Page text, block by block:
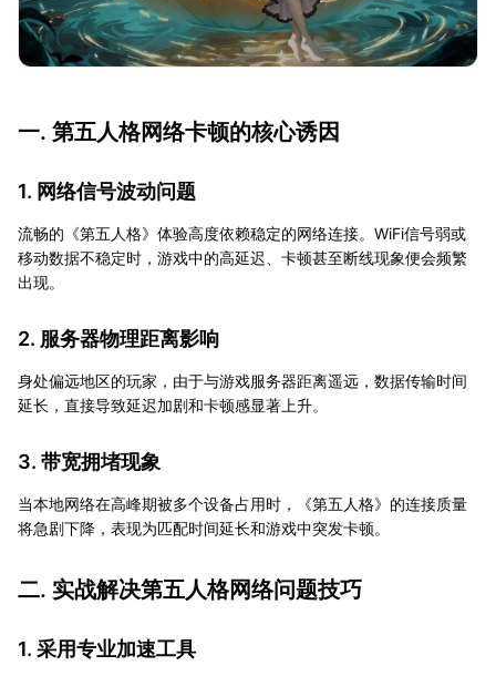
一. 第五人格网络卡顿的核心诱因
1. 网络信号波动问题
流畅的《第五人格》体验高度依赖稳定的网络连接。WiFi信号弱或
移动数据不稳定时，游戏中的高延迟、卡顿甚至断线现象便会频繁
出现。
2. 服务器物理距离影响
身处偏远地区的玩家，由于与游戏服务器距离遥远，数据传输时间
延长，直接导致延迟加剧和卡顿感显著上升。
3. 带宽拥堵现象
当本地网络在高峰期被多个设备占用时，《第五人格》的连接质量
将急剧下降，表现为匹配时间延长和游戏中突发卡顿。
二. 实战解决第五人格网络问题技巧
1. 采用专业加速工具